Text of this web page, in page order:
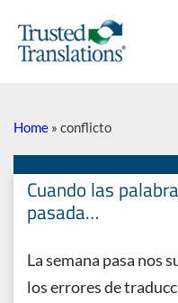
Home » conflicto
Cuando las
pasada…
La semana pasa nos
los errores de